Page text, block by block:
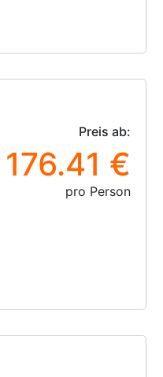
Preis ab:
176.41 €
pro Person